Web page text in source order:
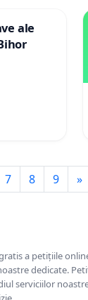
ale
7 8 9 »
a petițiile
dedicate.
serviciilor